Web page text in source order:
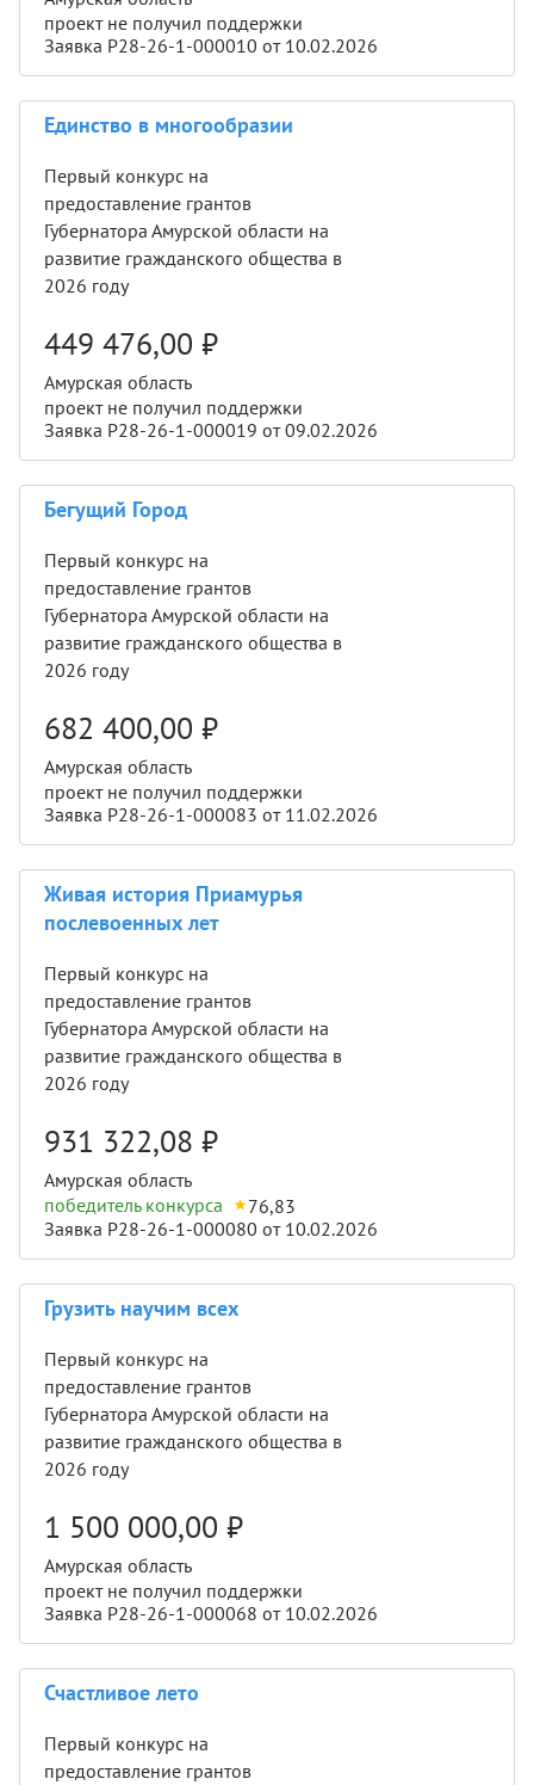
проект не получил поддержки
Заявка Р28-26-1-000010 от 10.02.2026
Единство в многообразии
Первый конкурс на
предоставление грантов
Губернатора Амурской области на
развитие гражданского общества в
2026 году
449 476,00 ₽
Амурская область
проект не получил поддержки
Заявка Р28-26-1-000019 от 09.02.2026
Бегущий Город
Первый конкурс на
предоставление грантов
Губернатора Амурской области на
развитие гражданского общества в
2026 году
682 400,00 ₽
Амурская область
проект не получил поддержки
Заявка Р28-26-1-000083 от 11.02.2026
Живая история Приамурья
послевоенных лет
Первый конкурс на
предоставление грантов
Губернатора Амурской области на
развитие гражданского общества в
2026 году
931 322,08 ₽
Амурская область
победитель конкурса
76,83
Заявка Р28-26-1-000080 от 10.02.2026
Грузить научим всех
Первый конкурс на
предоставление грантов
Губернатора Амурской области на
развитие гражданского общества в
2026 году
1 500 000,00 ₽
Амурская область
проект не получил поддержки
Заявка Р28-26-1-000068 от 10.02.2026
Счастливое лето
Первый конкурс на
предоставление грантов